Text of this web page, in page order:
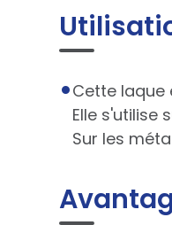
Cette laque
Elle s'utilise
Sur les